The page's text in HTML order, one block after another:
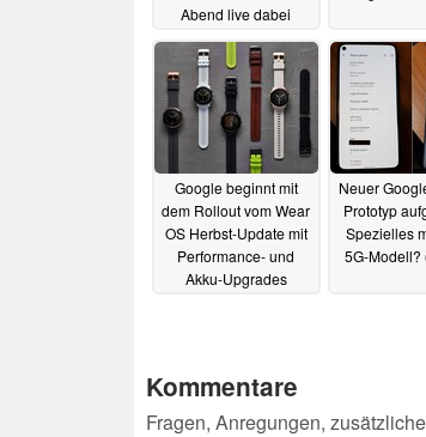
Abend live dabei
30.09.2020
Google beginnt mit
dem Rollout vom Wear
OS Herbst-Update mit
Performance- und
Akku-Upgrades
Neuer
Prototyp
Spezielles
5G-Modell?
Kommentare
Fragen, Anregungen,